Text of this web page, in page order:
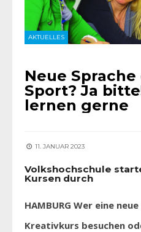
AKTUELLES
Neue
Sport? Ja
lernen gerne
11. JANUAR 2023
Volkshochschule
Kursen durch
HAMBURG Wer eine
Kreativkurs besuchen